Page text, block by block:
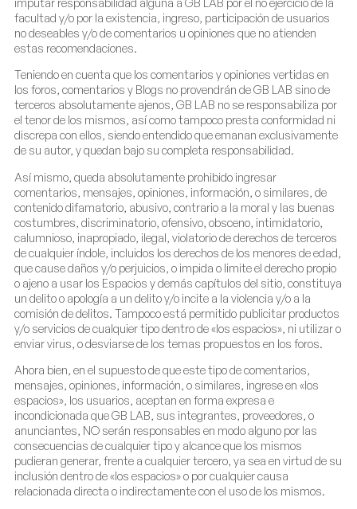
facultad y/o por la existencia, ingreso, participación de usuarios
no deseables y/o de comentarios u opiniones que no atienden
estas recomendaciones.
Teniendo en cuenta que los comentarios y opiniones vertidas en
los foros, comentarios y Blogs no provendrán de GB LAB sino de
terceros absolutamente ajenos, GB LAB no se responsabiliza por
el tenor de los mismos, así como tampoco presta conformidad ni
discrepa con ellos, siendo entendido que emanan exclusivamente
de su autor, y quedan bajo su completa responsabilidad.
Así mismo, queda absolutamente prohibido ingresar
comentarios, mensajes, opiniones, información, o similares, de
contenido difamatorio, abusivo, contrario a la moral y las buenas
costumbres, discriminatorio, ofensivo, obsceno, intimidatorio,
calumnioso, inapropiado, ilegal, violatorio de derechos de terceros
de cualquier índole, incluidos los derechos de los menores de edad,
que cause daños y/o perjuicios, o impida o limite el derecho propio
o ajeno a usar los Espacios y demás capítulos del sitio, constituya
un delito o apología a un delito y/o incite a la violencia y/o a la
comisión de delitos. Tampoco está permitido publicitar productos
y/o servicios de cualquier tipo dentro de «los espacios», ni utilizar o
enviar virus, o desviarse de los temas propuestos en los foros.
Ahora bien, en el supuesto de que este tipo de comentarios,
mensajes, opiniones, información, o similares, ingrese en «los
espacios», los usuarios, aceptan en forma expresa e
incondicionada que GB LAB, sus integrantes, proveedores, o
anunciantes, NO serán responsables en modo alguno por las
consecuencias de cualquier tipo y alcance que los mismos
pudieran generar, frente a cualquier tercero, ya sea en virtud de su
inclusión dentro de «los espacios» o por cualquier causa
relacionada directa o indirectamente con el uso de los mismos.